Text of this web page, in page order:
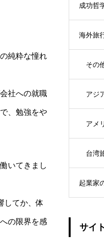
純粋な憧れ
社への就職
、勉強をや
いてきまし
してか、体
の限界を感
成功哲
海外旅
その
アジ
アメ
台湾
起業家
サイ